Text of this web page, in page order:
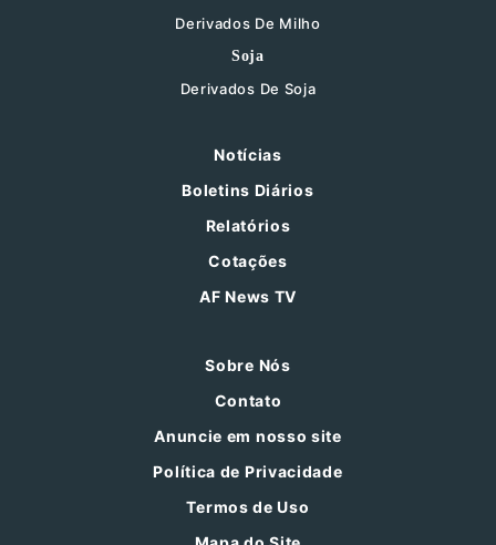
Derivados De Milho
Soja
Derivados De Soja
Notícias
Boletins Diários
Relatórios
Cotações
AF News TV
Sobre Nós
Contato
Anuncie em nosso site
Política de Privacidade
Termos de Uso